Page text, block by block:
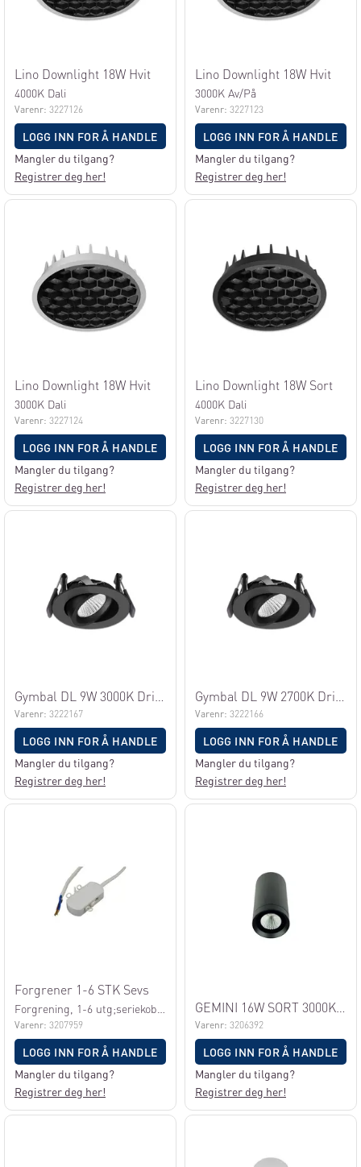
Lino Downlight 18W Hvit
4000K Dali
Varenr: 3227126
LOGG INN FOR Å HANDLE
Mangler du tilgang?
Registrer deg her!
Lino Downlight 18W Hvit
3000K Av/På
Varenr: 3227123
LOGG INN FOR Å HANDLE
Mangler du tilgang?
Registrer deg her!
Lino Downlight 18W Hvit
3000K Dali
Varenr: 3227124
LOGG INN FOR Å HANDLE
Mangler du tilgang?
Registrer deg her!
Lino Downlight 18W Sort
4000K Dali
Varenr: 3227130
LOGG INN FOR Å HANDLE
Mangler du tilgang?
Registrer deg her!
Varenr: 3222167
LOGG INN FOR Å HANDLE
Mangler du tilgang?
Registrer deg her!
Varenr: 3222166
LOGG INN FOR Å HANDLE
Mangler du tilgang?
Registrer deg her!
Forgrener 1-6 STK Sevs
Varenr: 3207959
LOGG INN FOR Å HANDLE
Mangler du tilgang?
Registrer deg her!
Varenr: 3206392
LOGG INN FOR Å HANDLE
Mangler du tilgang?
Registrer deg her!